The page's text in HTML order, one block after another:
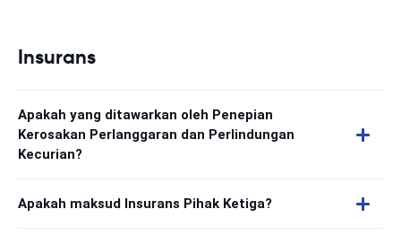
Insurans
Apakah yang ditawarkan oleh Penepian
Kerosakan Perlanggaran dan Perlindungan
Kecurian?
Apakah maksud Insurans Pihak Ketiga?